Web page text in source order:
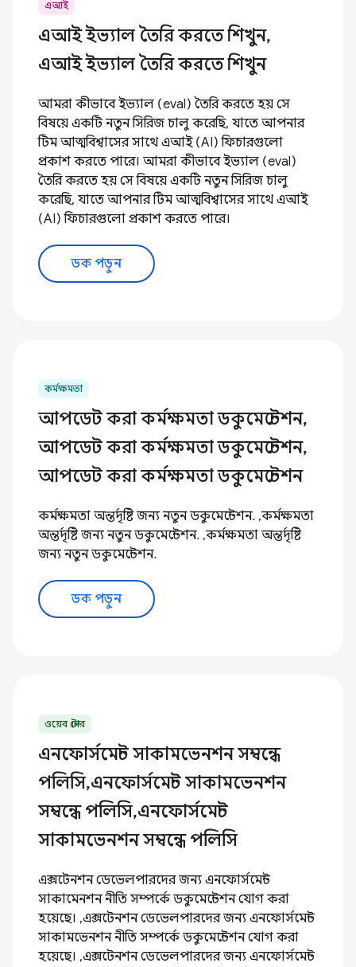
এআই
এআই ইভ্যাল তৈরি করতে শিখুন,
এআই ইভ্যাল তৈরি করতে শিখুন
আমরা কীভাবে ইভ্যাল (eval) তৈরি করতে হয় সে
বিষয়ে একটি নতুন সিরিজ চালু করেছি, যাতে আপনার
টিম আত্মবিশ্বাসের সাথে এআই (AI) ফিচারগুলো
প্রকাশ করতে পারে। আমরা কীভাবে ইভ্যাল (eval)
তৈরি করতে হয় সে বিষয়ে একটি নতুন সিরিজ চালু
করেছি, যাতে আপনার টিম আত্মবিশ্বাসের সাথে এআই
(AI) ফিচারগুলো প্রকাশ করতে পারে।
ডক পড়ুন
কর্মক্ষমতা
আপডেট করা কর্মক্ষমতা ডকুমেন্টেশন,
আপডেট করা কর্মক্ষমতা ডকুমেন্টেশন,
আপডেট করা কর্মক্ষমতা ডকুমেন্টেশন
কর্মক্ষমতা অন্তর্দৃষ্টি জন্য নতুন ডকুমেন্টেশন. ,কর্মক্ষমতা
অন্তর্দৃষ্টি জন্য নতুন ডকুমেন্টেশন. ,কর্মক্ষমতা অন্তর্দৃষ্টি
জন্য নতুন ডকুমেন্টেশন.
ডক পড়ুন
ওয়েব স্টোর
এনফোর্সমেন্ট সাকামভেনশন সম্বন্ধে
পলিসি,এনফোর্সমেন্ট সাকামভেনশন
সম্বন্ধে পলিসি,এনফোর্সমেন্ট
সাকামভেনশন সম্বন্ধে পলিসি
এক্সটেনশন ডেভেলপারদের জন্য এনফোর্সমেন্ট
সাকামেনশন নীতি সম্পর্কে ডকুমেন্টেশন যোগ করা
হয়েছে। ,এক্সটেনশন ডেভেলপারদের জন্য এনফোর্সমেন্ট
সাকামভেনশন নীতি সম্পর্কে ডকুমেন্টেশন যোগ করা
হয়েছে। ,এক্সটেনশন ডেভেলপারদের জন্য এনফোর্সমেন্ট